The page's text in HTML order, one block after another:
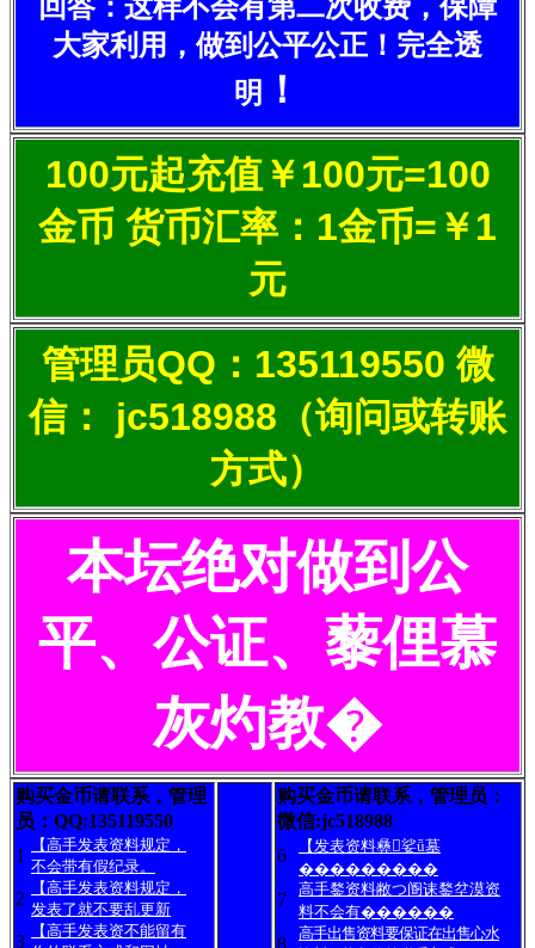
回答：这样不会有第二次收费，保障
大家利用，做到公平公正！完全透
明
！
100元起充值￥100元=100
金币 货币汇率：1金币=￥1
元
管理员QQ：135119550 微
信： jc518988（询问或转账
方式）
本坛绝对做到公
平、公证、藜俚慕
灰灼教�
购买金币请联系，管理
员：QQ:135119550
1
【高手发表资料规定，
不会带有假纪录。
2
【高手发表资料规定，
发表了就不要乱更新
3
【高手发表资不能留有
购买金币请联系，管理员：
微信:jc518988
6
【发表资料彝娑ǖ墓
���������
7
高手鍪资料敝つ阍诔鍪坌漠资
料不会有������
8
高手出售资料要保证在出售心水